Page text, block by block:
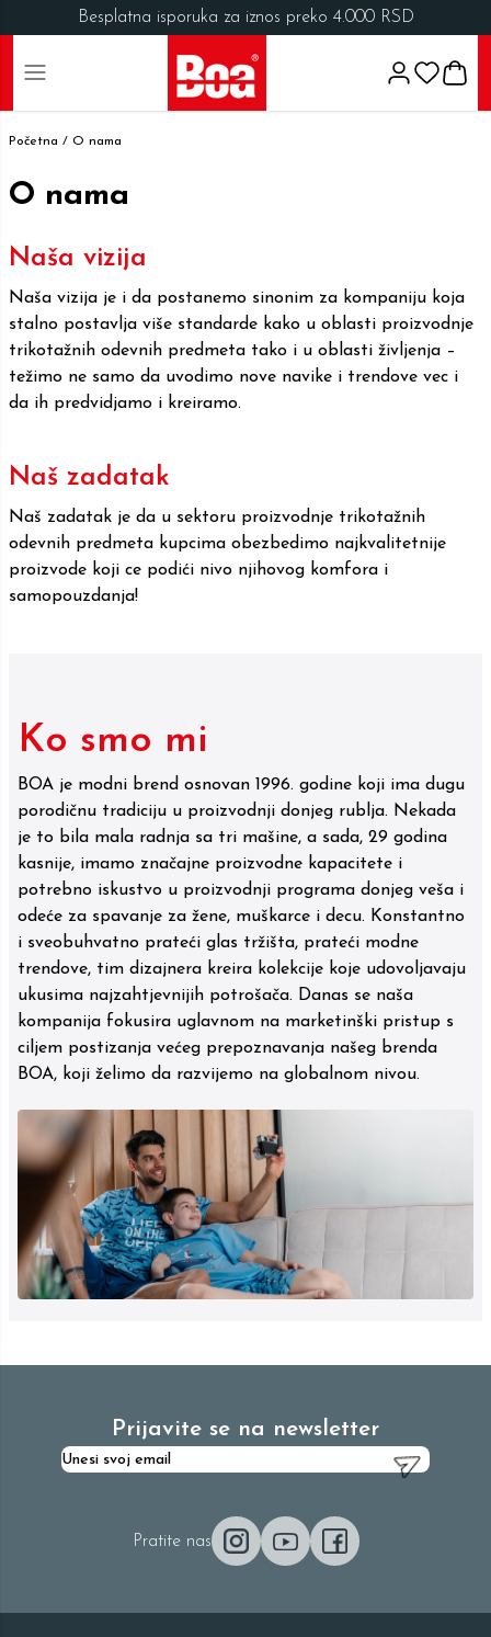
Besplatna isporuka za iznos preko 4.000 RSD
Početna / O nama
O nama
Naša vizija
Naša vizija je i da postanemo sinonim za kompaniju koja
stalno postavlja više standarde kako u oblasti proizvodnje
trikotažnih odevnih predmeta tako i u oblasti življenja –
težimo ne samo da uvodimo nove navike i trendove vec i
da ih predvidjamo i kreiramo.
Naš zadatak
Naš zadatak je da u sektoru proizvodnje trikotažnih
odevnih predmeta kupcima obezbedimo najkvalitetnije
proizvode koji ce podići nivo njihovog komfora i
samopouzdanja!
Ko smo mi
BOA je modni brend osnovan 1996. godine koji ima dugu
porodičnu tradiciju u proizvodnji donjeg rublja. Nekada
je to bila mala radnja sa tri mašine, a sada, 29 godina
kasnije, imamo značajne proizvodne kapacitete i
potrebno iskustvo u proizvodnji programa donjeg veša i
odeće za spavanje za žene, muškarce i decu. Konstantno
i sveobuhvatno prateći glas tržišta, prateći modne
trendove, tim dizajnera kreira kolekcije koje udovoljavaju
ukusima najzahtjevnijih potrošača. Danas se naša
kompanija fokusira uglavnom na marketinški pristup s
ciljem postizanja većeg prepoznavanja našeg brenda
BOA, koji želimo da razvijemo na globalnom nivou.
Prijavite se na newsletter
Pratite nas